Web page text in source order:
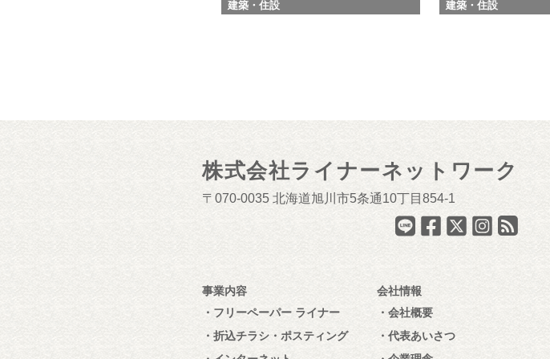
建築・住設 建築・住設
株式会社ライナーネットワーク
070-0035 北海道旭川市5条通10丁目854-1
事業内容
フリーペーパー ライナー
折込チラシ・ポスティング
会社情報
会社概要
代表あいさつ